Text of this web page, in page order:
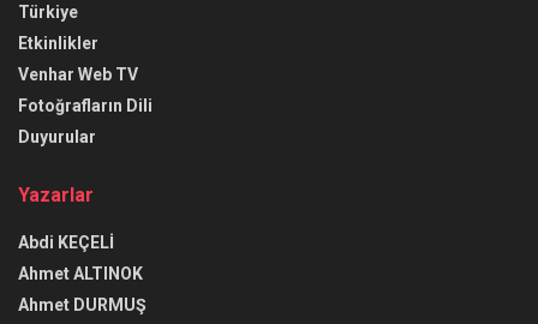
Türkiye
Etkinlikler
Venhar Web TV
Fotoğrafların Dili
Duyurular
Yazarlar
Abdi KEÇELİ
Ahmet ALTINOK
Ahmet DURMUŞ